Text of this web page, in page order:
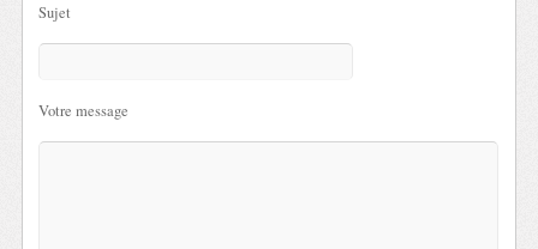
Sujet
Votre message